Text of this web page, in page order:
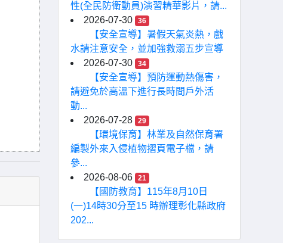
性(全民防衛動員)演習精華影片，請...
2026-07-30
36
【安全宣導】暑假天氣炎熱，戲
水請注意安全，並加強救溺五步宣導
2026-07-30
34
【安全宣導】預防運動熱傷害，
請避免於高溫下進行長時間戶外活
動...
2026-07-28
29
【環境保育】林業及自然保育署
編製外來入侵植物摺頁電子檔，請
參...
2026-08-06
21
【國防教育】115年8月10日
(一)14時30分至15 時辦理彰化縣政府
202...